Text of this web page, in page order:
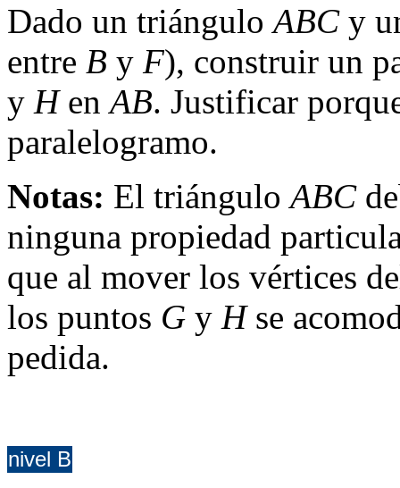
Dado un triánguloABCy
entre B y F), construir un
y HenAB. Justificar
paralelogramo.
Notas: El triánguloABC
ninguna propiedad
que al mover los vértices
los puntos G y Hse
pedida.
nivel B